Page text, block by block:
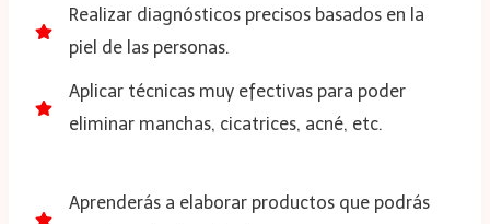
Realizar diagnósticos precisos basados en la
piel de las personas.
Aplicar técnicas muy efectivas para poder
eliminar manchas, cicatrices, acné, etc.
Aprenderás a elaborar productos que podrás